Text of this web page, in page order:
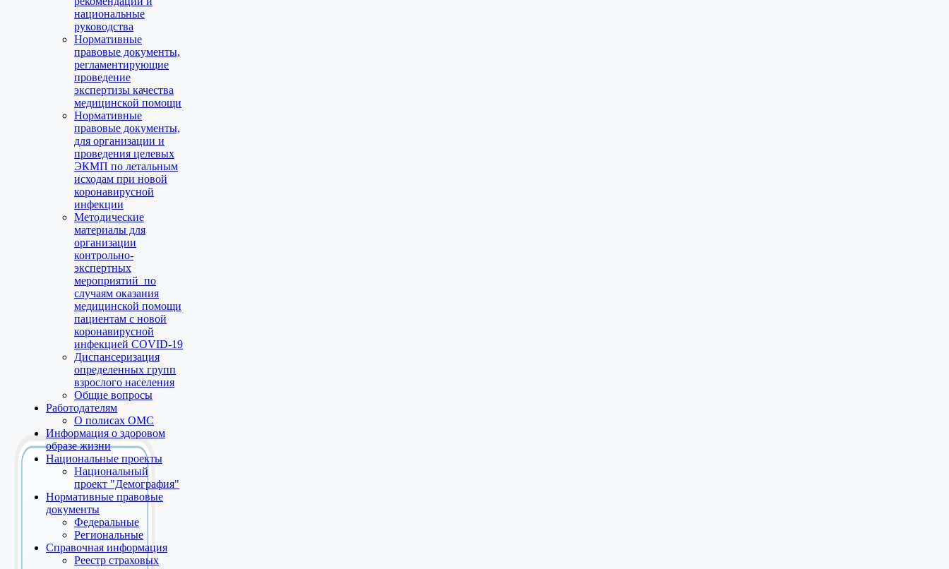
национальные
руководства
Нормативные
правовые документы,
регламентирующие
проведение
экспертизы качества
медицинской помощи
Нормативные
правовые документы,
для организации и
проведения целевых
ЭКМП по летальным
исходам при новой
коронавирусной
инфекции
Методические
материалы для
организации
контрольно-
экспертных
мероприятий по
случаям оказания
медицинской помощи
пациентам с новой
коронавирусной
инфекцией COVID-19
Диспансеризация
определенных групп
взрослого населения
Общие вопросы
Работодателям
О полисах ОМС
Информация о здоровом
образе жизни
Национальные проекты
Национальный
проект "Демография"
Нормативные правовые
документы
Федеральные
Региональные
Справочная информация
Реестр страховых